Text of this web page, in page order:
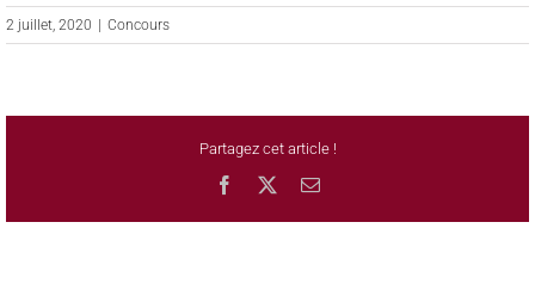
2 juillet, 2020 | Concours
Partagez cet article !
Facebook Email